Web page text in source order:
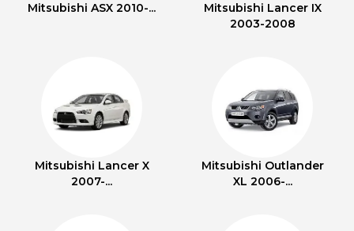
Mitsubishi ASX 2010-...
Mitsubishi Lancer IX
2003-2008
Mitsubishi Lancer X
2007-...
Mitsubishi Outlander
XL 2006-...